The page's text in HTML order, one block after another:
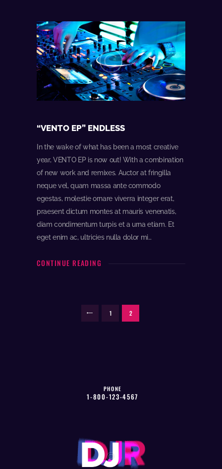
“VENTO EP” ENDLESS
In the wake of what has been a most creative
year, VENTO EP is now out! With a combination
of new work and remixes. Auctor at fringilla
neque vel, quam massa ante commodo
egestas, molestie ornare viverra integer erat,
praesent dictum montes at mauris venenatis,
diam condimentum turpis et a urna etiam. Et
eget enim ac, ultricies nulla dolor mi…
CONTINUE READING
<
PAGE
1 PAGE
2
PHONE
1-800-123-4567